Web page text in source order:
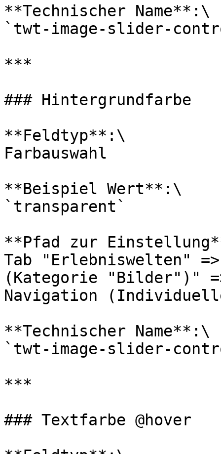
**Technischer Name**:\
`twt-image-slider-
***
### Hintergrundfarbe
**Feldtyp**:\
Farbauswahl
**Beispiel Wert**:\
`transparent`
**Pfad zur
Tab "Erlebniswelten"
(Kategorie "Bilder")"
Navigation
**Technischer Name**:\
`twt-image-slider-
***
### Textfarbe @hover